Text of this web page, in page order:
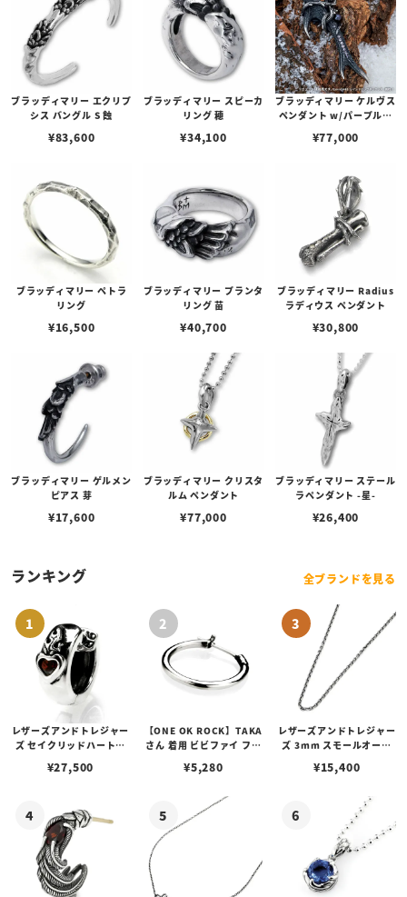
ブラッディマリー エクリプ
シス バングル S 蝕
¥83,600
ブラッディマリー スピーカ
リング 穂
¥34,100
ブラッディマリー ケルヴス
ペンダント w/パープルサ
（淡水）
¥77,000
ブラッディマリー ペトラ
リング
¥16,500
ブラッディマリー プランタ
リング 苗
¥40,700
ブラッディマリー Radius
ラディウス ペンダント
¥30,800
ブラッディマリー ゲルメン
ピアス 芽
¥17,600
ブラッディマリー クリスタ
ルム ペンダント
¥77,000
ブラッディマリー ステール
ラペンダント -星-
¥26,400
ランキング 全ブランドを見る
レザーズアンドトレジャー
ズ セイクリッドハートピ
¥27,500
【ONE OK ROCK】TAKA
さん 着用 ビビファイ フー
¥5,280
レザーズアンドトレジャー
ズ 3mm スモールオーバ
ブスタークラスプ＆LTロ
¥15,400